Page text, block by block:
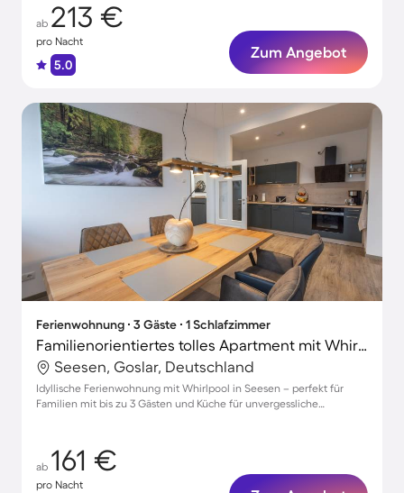
ab 213 €
pro Nacht
5.0
Zum Angebot
Ferienwohnung ∙ 3 Gäste ∙ 1 Schlafzimmer
Familienorientiertes tolles Apartment mit Whirlpool
Seesen, Goslar, Deutschland
Idyllische Ferienwohnung mit Whirlpool in Seesen – perfekt für
Familien mit bis zu 3 Gästen und Küche für unvergessliche
ab 161 €
pro Nacht